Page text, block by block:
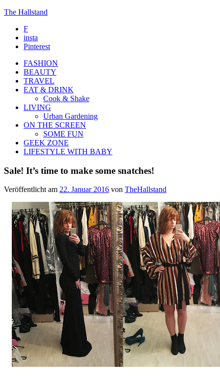
The Hallstand
F
insta
Pinterest
FASHION
BEAUTY
TRAVEL
EAT & DRINK
Cook & Shake
LIVING
Urban Gardening
ON THE SCREEN
SOME FUN
GEEK ZONE
LIFESTYLE WITH BABY
Sale! It’s time to make some snatches!
Veröffentlicht am 22. Januar 2016 von TheHallstand